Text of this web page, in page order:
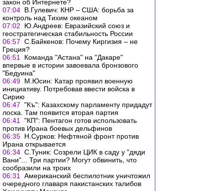
закон об Интернете?
07:04 В.Гулевич: КНР – США: борьба за
контроль над Тихим океаном
07:02
Ю.Андреев: Евразийский союз и
геостратегическая стабильность России
06:57 С.Байкенов: Почему Киргизия – не
Греция?
06:51
Команда "Астана" на "Дакаре"
впервые в истории завоевала бронзового
"Бедуина"
06:49 М.Юсин: Катар проявил военную
инициативу. Потребовав ввести войска в
Сирию
06:47 "Къ": Казахскому парламенту придадут
лоска. Там появится вторая партия
06:41
"КП": Пентагон готов использовать
против Ирана боевых дельфинов
06:35 Н.Сурков: Нефтяной фронт против
Ирана открывается
06:34 С.Туник: Созрели ЦИК в саду у "дяди
Вани"... Три партии? Могут обвинить, что
сообразили на троих
06:31
Американский беспилотник уничтожил
очередного главаря пакистанских талибов